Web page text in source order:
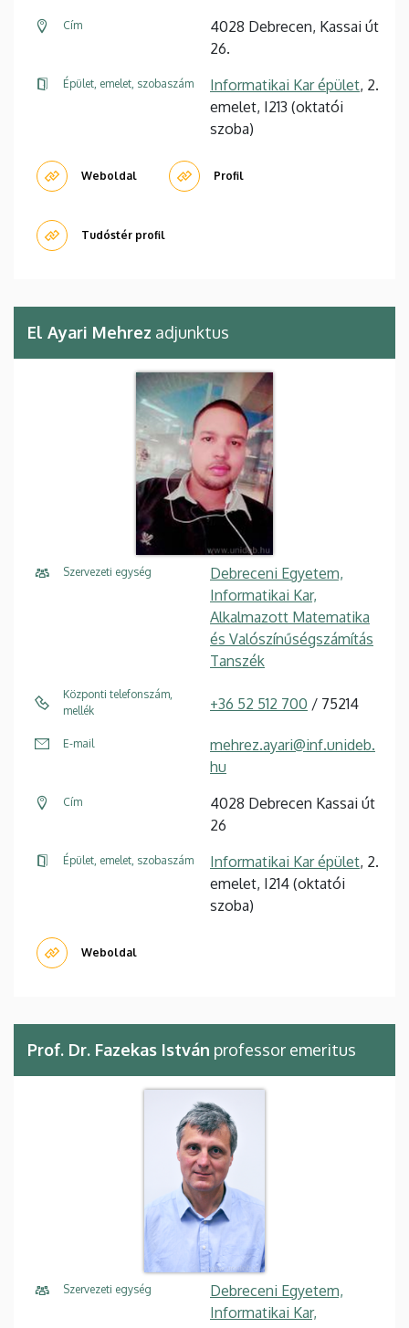
Cím
4028 Debrecen, Kassai út
26.
Épület, emelet, szobaszám Informatikai Kar épület, 2.
emelet, I213 (oktatói
szoba)
Weboldal Profil
Tudóstér profil
El Ayari Mehrez adjunktus
Szervezeti egység
Debreceni Egyetem,
Informatikai Kar,
Alkalmazott Matematika
és Valószínűségszámítás
Tanszék
Központi telefonszám,
mellék
+36 52 512 700 / 75214
E-mail
mehrez.ayari@inf.unideb.
hu
Cím
4028 Debrecen Kassai út
26
Épület, emelet, szobaszám Informatikai Kar épület, 2.
emelet, I214 (oktatói
szoba)
Weboldal
Prof. Dr. Fazekas István professor emeritus
Szervezeti egység
Debreceni Egyetem,
Informatikai Kar,